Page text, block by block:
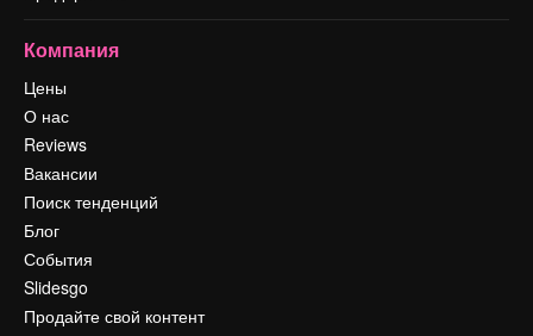
Компания
Цены
О нас
Reviews
Вакансии
Поиск тенденций
Блог
События
Slidesgo
Продайте свой контент